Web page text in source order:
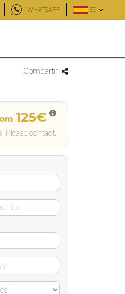
WHATSAPP ES
Compartir
125€
Please contact.